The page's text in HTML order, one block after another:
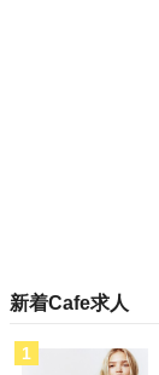
新着Cafe求人